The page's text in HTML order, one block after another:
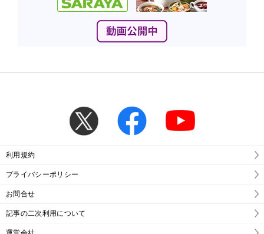
利用規約
プライバシーポリシー
お問合せ
記事の二次利用について